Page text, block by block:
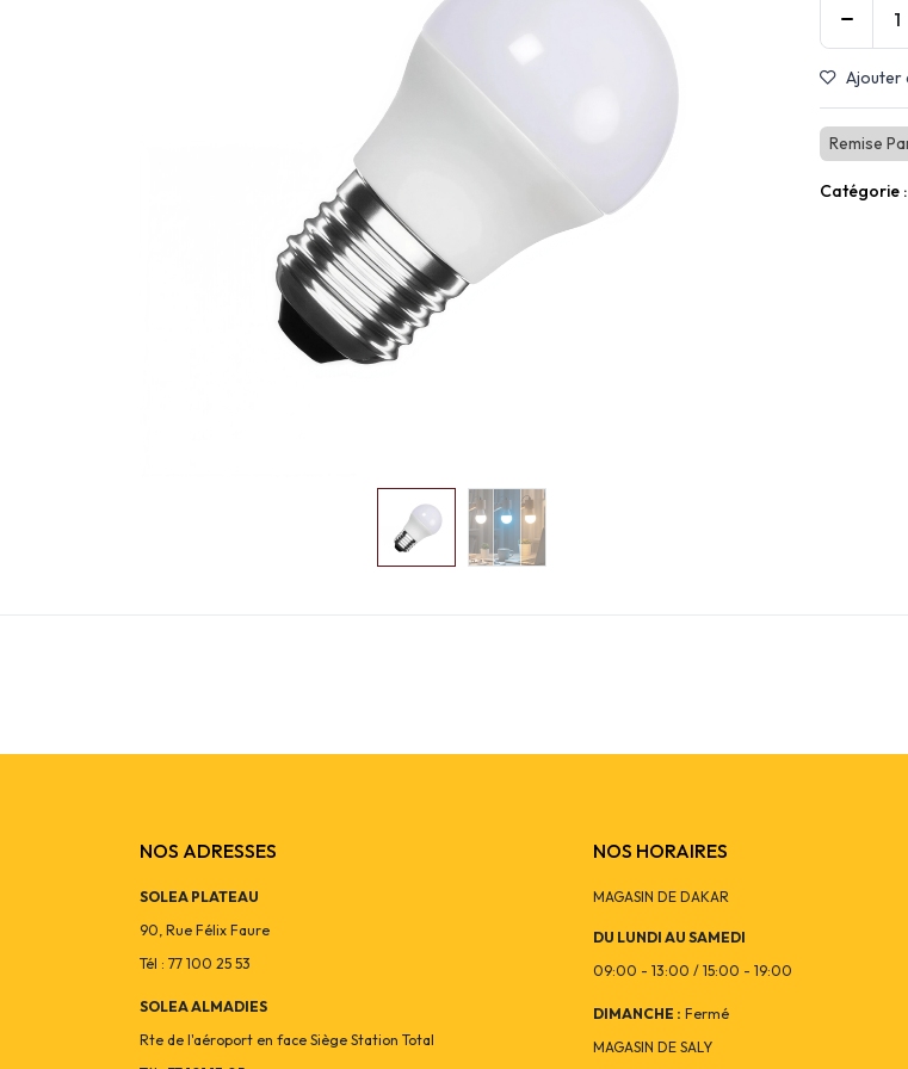
Ajouter
Remise
Catégorie :
NOS ADRESSES
SOLEA PLATEAU
90, Rue Félix Faure
Tél : 77 100 25 53
SOLEA ALMADIES
Rte de l'aéroport en face Siège Station Total
NOS HORAIRES
MAGASIN DE DAKAR
DU LUNDI AU SAMEDI
09:00 - 13:00 / 15:00 - 19:00
DIMANCHE : Fermé
MAGASIN DE SALY